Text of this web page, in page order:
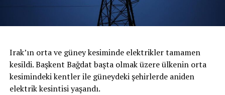
Irak’ın orta ve güney kesiminde elektrikler tamamen
kesildi. Başkent Bağdat başta olmak üzere ülkenin orta
kesimindeki kentler ile güneydeki şehirlerde aniden
elektrik kesintisi yaşandı.